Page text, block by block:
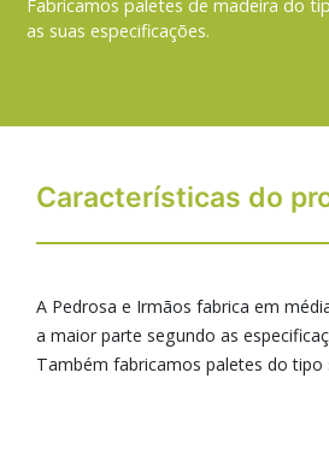
Fabricamos paletes de madeira do
as suas especificações.
Características do
A Pedrosa e Irmãos fabrica em
a maior parte segundo as
Também fabricamos paletes do tipo